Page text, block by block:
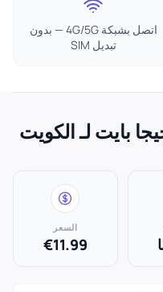
اتصل بشبكة 4G/5G — بدون
تبديل SIM
السعر
€11.99